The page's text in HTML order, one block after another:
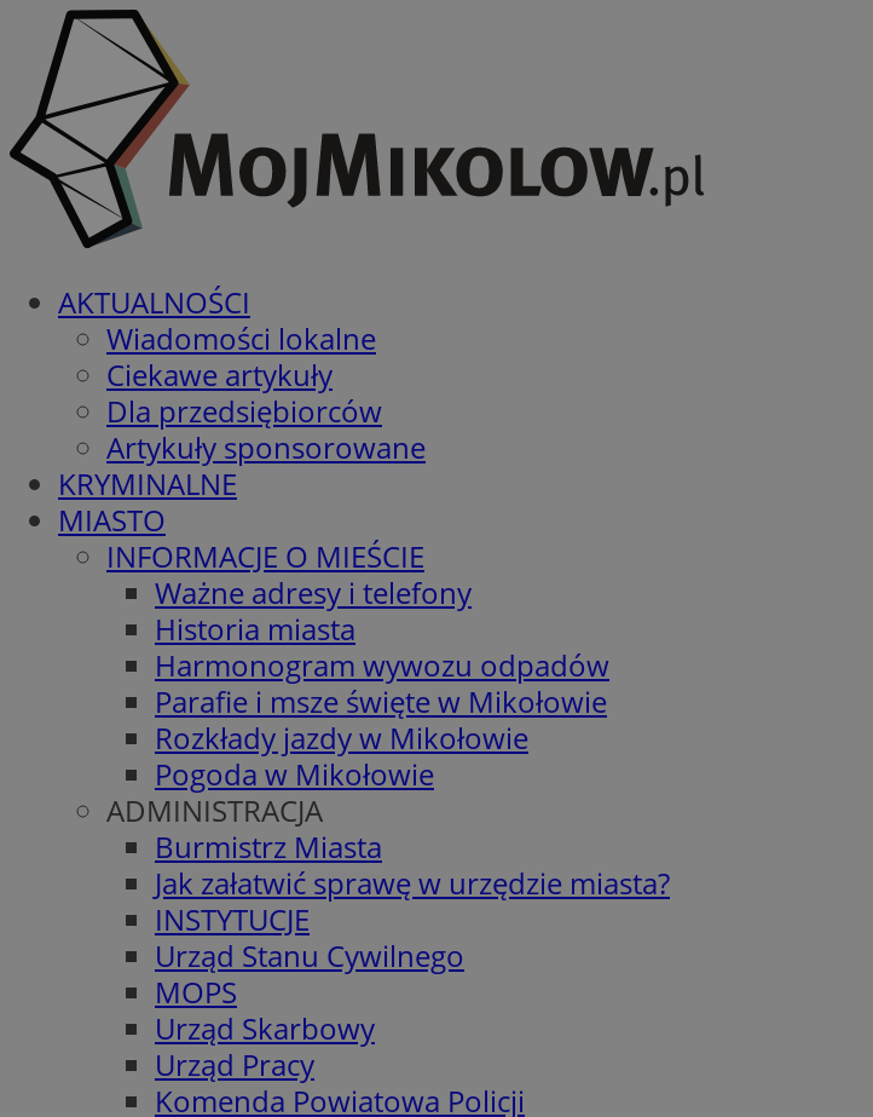
AKTUALNOŚCI
Wiadomości lokalne
Ciekawe artykuły
Dla przedsiębiorców
Artykuły sponsorowane
KRYMINALNE
MIASTO
INFORMACJE O MIEŚCIE
Ważne adresy i telefony
Historia miasta
Harmonogram wywozu odpadów
Parafie i msze święte w Mikołowie
Rozkłady jazdy w Mikołowie
Pogoda w Mikołowie
ADMINISTRACJA
Burmistrz Miasta
Jak załatwić sprawę w urzędzie miasta?
INSTYTUCJE
Urząd Stanu Cywilnego
MOPS
Urząd Skarbowy
Urząd Pracy
Komenda Powiatowa Policji